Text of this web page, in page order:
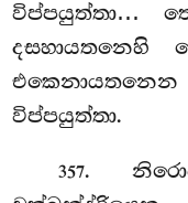
විප්පයුත්තා…
දසහායතනෙහි
විප්පයුත්තා.
357.